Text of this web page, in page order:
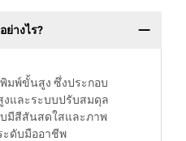
างไร?
มพ์ขั้นสูง ซึ่งประกอบ
งและระบบปรับสมดุล
มีสีสันสดใสและภาพ
ะดับมืออาชีพ